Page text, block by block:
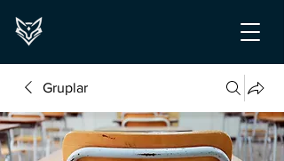
Gruplar